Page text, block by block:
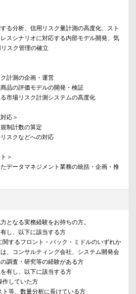
る分析、信用リスク量計測の高度化、スト
スシナリオに対応する内部モデル開発、気
スク管理の確立
計測の企画・運営
品の評価モデルの開発・検証
市場リスク計測システムの高度化
応＞
制計数の算定
スクなどへの対応
＞
データマネジメント業務の統括・企画・推
となる実務経験をお持ちの方。
し、以下に該当する方
するフロント・バック・ミドルのいずれか
、コンサルティング会社、システム開発会
調査・研究等の経験がある方
有し、以下に該当する方
していた方
等、数量分析に長けている方